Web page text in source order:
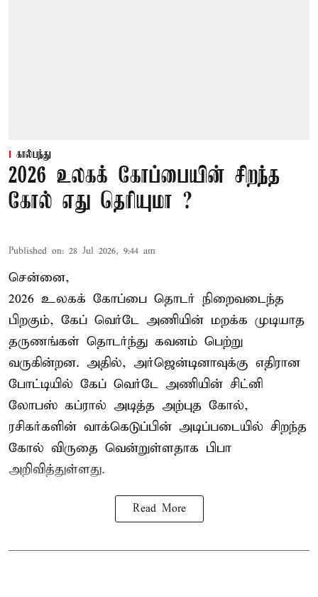
கால்பந்து
2026 உலகக் கோப்பையின் சிறந்த
கோல் எது தெரியுமா ?
Published on: 28 Jul 2026, 9:44 am
சென்னை,
2026 உலகக் கோப்பை தொடர் நிறைவடைந்த
பிறகும், கேப் வெர்டே அணியின் மறக்க முடியாத
தருணங்கள் தொடர்ந்து கவனம் பெற்று
வருகின்றன. அதில், அர்ஜென்டினாவுக்கு எதிரான
போட்டியில் கேப் வெர்டே அணியின் சிட்னி
லோபஸ் கப்ரால் அடித்த அற்புத கோல்,
ரசிகர்களின் வாக்கெடுப்பின் அடிப்படையில் சிறந்த
கோல் விருதை வென்றுள்ளதாக பிபா
அறிவித்துள்ளது.
Read More